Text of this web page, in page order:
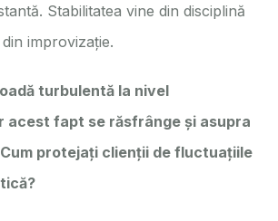
Stabilitatea vine din disciplină
improvizație.
turbulentă la nivel
acest fapt se răsfrânge și asupra
protejați clienții de fluctuațiile